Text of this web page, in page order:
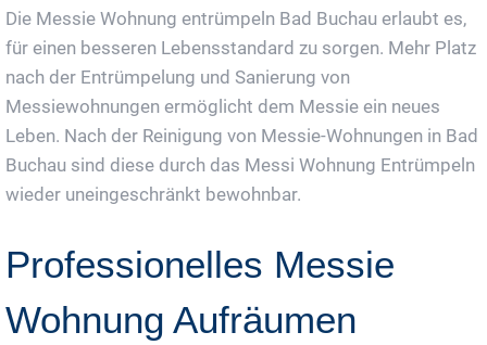
Die Messie Wohnung entrümpeln Bad Buchau erlaubt es,
für einen besseren Lebensstandard zu sorgen. Mehr Platz
nach der Entrümpelung und Sanierung von
Messiewohnungen ermöglicht dem Messie ein neues
Leben. Nach der Reinigung von Messie-Wohnungen in Bad
Buchau sind diese durch das Messi Wohnung Entrümpeln
wieder uneingeschränkt bewohnbar.
Professionelles Messie
Wohnung Aufräumen